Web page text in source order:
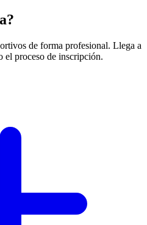
de forma profesional. Llega a
el proceso de inscripción.